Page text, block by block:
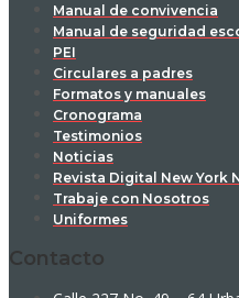
Manual de convivencia
Manual de seguridad
PEI
Circulares a padres
Formatos y manuales
Cronograma
Testimonios
Noticias
Revista Digital New York
Trabaje con Nosotros
Uniformes
Contacto